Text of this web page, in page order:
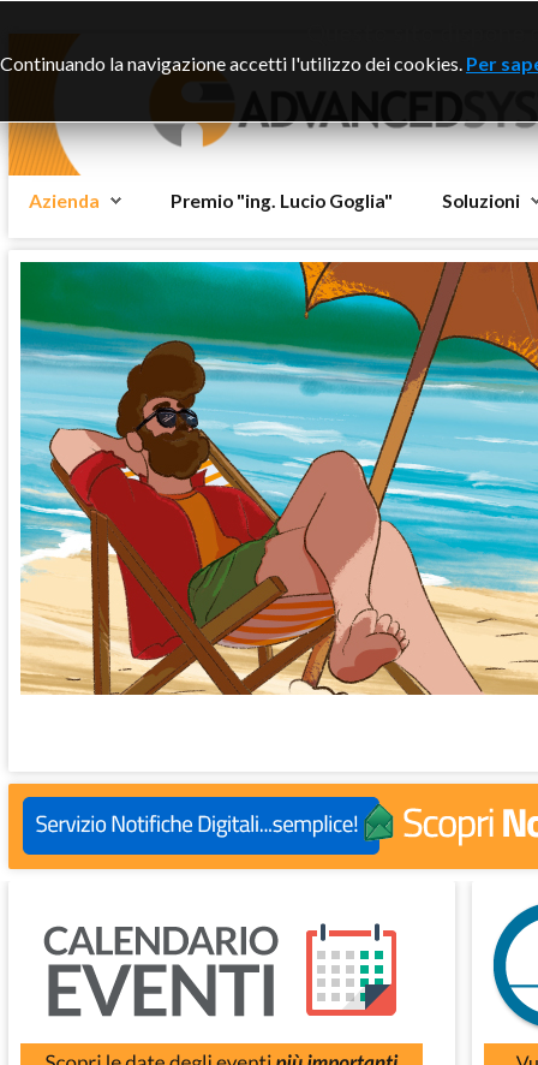
Azienda Premio "ing. Lucio Goglia" Soluzioni
Continuando la navigazione accetti l'utilizzo dei cookies. Per